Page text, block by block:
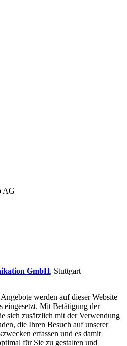
AG
GmbH, Stuttgart
werden auf dieser Website
eingesetzt. Mit Betätigung der
sich zusätzlich mit der Verwendung
die Ihren Besuch auf unserer
erfassen und es damit
für Sie zu gestalten und